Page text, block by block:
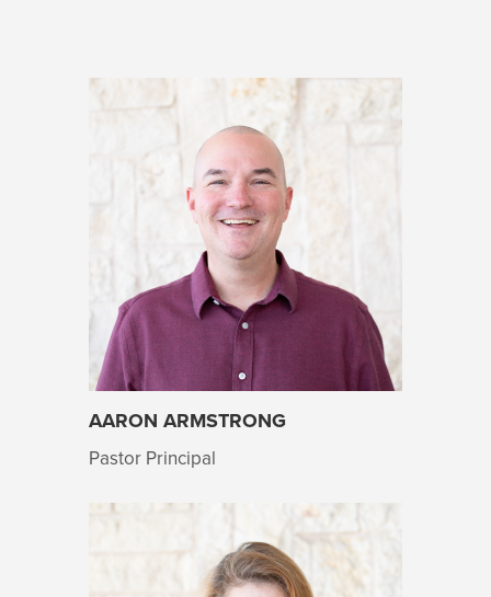
AARON ARMSTRONG
Pastor Principal